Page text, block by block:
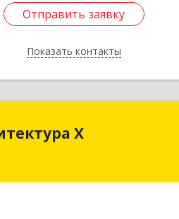
Отправить заявку
Показать контакты
Отправить заявку
Назад
Х